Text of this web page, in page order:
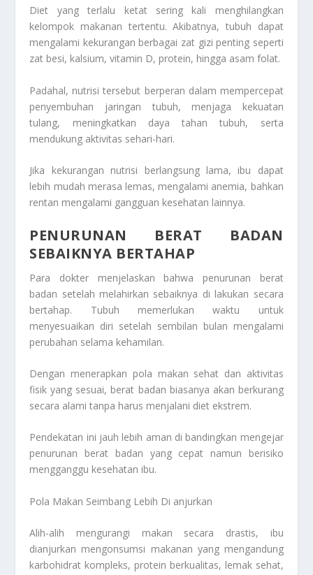
Diet yang terlalu ketat sering kali menghilangkan
kelompok makanan tertentu. Akibatnya, tubuh dapat
mengalami kekurangan berbagai zat gizi penting seperti
zat besi, kalsium, vitamin D, protein, hingga asam folat.
Padahal, nutrisi tersebut berperan dalam mempercepat
penyembuhan jaringan tubuh, menjaga kekuatan
tulang, meningkatkan daya tahan tubuh, serta
mendukung aktivitas sehari-hari.
Jika kekurangan nutrisi berlangsung lama, ibu dapat
lebih mudah merasa lemas, mengalami anemia, bahkan
rentan mengalami gangguan kesehatan lainnya.
PENURUNAN BERAT BADAN
SEBAIKNYA BERTAHAP
Para dokter menjelaskan bahwa penurunan berat
badan setelah melahirkan sebaiknya di lakukan secara
bertahap. Tubuh memerlukan waktu untuk
menyesuaikan diri setelah sembilan bulan mengalami
perubahan selama kehamilan.
Dengan menerapkan pola makan sehat dan aktivitas
fisik yang sesuai, berat badan biasanya akan berkurang
secara alami tanpa harus menjalani diet ekstrem.
Pendekatan ini jauh lebih aman di bandingkan mengejar
penurunan berat badan yang cepat namun berisiko
mengganggu kesehatan ibu.
Pola Makan Seimbang Lebih Di anjurkan
Alih-alih mengurangi makan secara drastis, ibu
dianjurkan mengonsumsi makanan yang mengandung
karbohidrat kompleks, protein berkualitas, lemak sehat,